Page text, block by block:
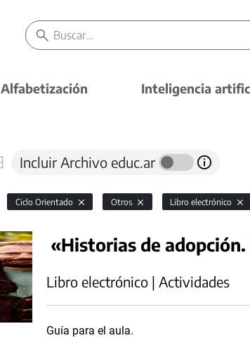
Alfabetización Inteligencia
Incluir Archivo educ.ar
Ciclo Orientado Otros Libro electrónico
«Historias de
Libro electrónico | Actividades
Guía para el aula.